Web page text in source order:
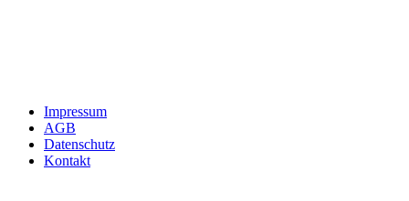
Impressum
AGB
Datenschutz
Kontakt